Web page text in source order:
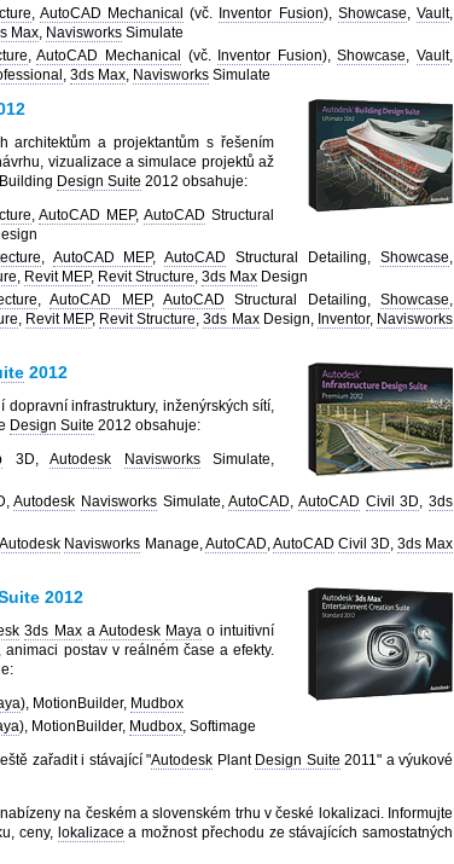
, AutoCAD Mechanical (vč. Inventor Fusion), Showcase,Vault,
Max, Navisworks Simulate
,AutoCAD Mechanical (vč. Inventor Fusion),Showcase,Vault,
, 3ds Max, Navisworks Simulate
architektům a projektantům s řešením
vizualizace a simulace projektů až
Design Suite 2012 obsahuje:
,AutoCAD MEP,AutoCAD Structural
, AutoCAD MEP,AutoCAD Structural Detailing,Showcase,
, Revit MEP, Revit Structure, 3ds Max Design
,AutoCAD MEP,AutoCAD Structural Detailing,Showcase,
, Revit MEP, Revit Structure,3ds MaxDesign, Inventor, Navisworks
2012
dopravní infrastruktury, inženýrských sítí,
Design Suite 2012 obsahuje:
3D,Autodesk NavisworksSimulate,
Autodesk Navisworks Simulate,AutoCAD,AutoCAD Civil 3D,3ds
Autodesk Navisworks Manage,AutoCAD,AutoCAD Civil 3D, 3ds Max
2012
3ds Maxa Autodesk Mayao intuitivní
postav v reálném čase a efekty.
), MotionBuilder, Mudbox
), MotionBuilder, Mudbox, Softimage
zařadit i stávající "Autodesk Plant Design Suite 2011" a výukové
na českém a slovenském trhu v české lokalizaci. Informujte
ceny, lokalizace a možnost přechodu ze stávajících samostatných